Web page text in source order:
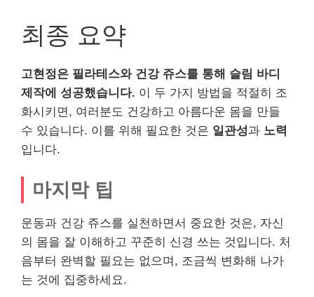
최종 요약
고현정은 필라테스와 건강 쥬스를 통해 슬림 바디
제작에 성공했습니다. 이 두 가지 방법을 적절히 조
화시키면, 여러분도 건강하고 아름다운 몸을 만들
수 있습니다. 이를 위해 필요한 것은 일관성과 노력
입니다.
마지막 팁
운동과 건강 쥬스를 실천하면서 중요한 것은, 자신
의 몸을 잘 이해하고 꾸준히 신경 쓰는 것입니다. 처
음부터 완벽할 필요는 없으며, 조금씩 변화해 나가
는 것에 집중하세요.